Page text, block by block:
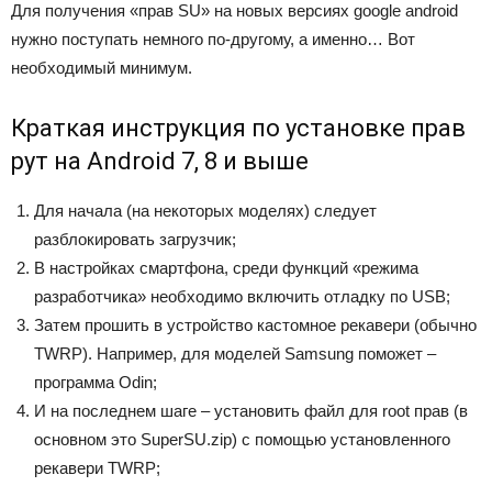
Для получения «прав SU» на новых версиях google android
нужно поступать немного по-другому, а именно… Вот
необходимый минимум.
Краткая инструкция по установке прав
рут на Android 7, 8 и выше
Для начала (на некоторых моделях) следует
разблокировать загрузчик;
В настройках смартфона, среди функций «режима
разработчика» необходимо включить отладку по USB;
Затем прошить в устройство кастомное рекавери (обычно
TWRP). Например, для моделей Samsung поможет –
программа Odin;
И на последнем шаге – установить файл для root прав (в
основном это SuperSU.zip) с помощью установленного
рекавери TWRP;